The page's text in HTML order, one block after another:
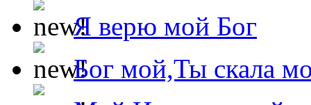
Я верю мой Бог
Бог мой,Ты скала